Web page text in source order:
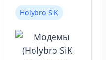
Holybro SiK